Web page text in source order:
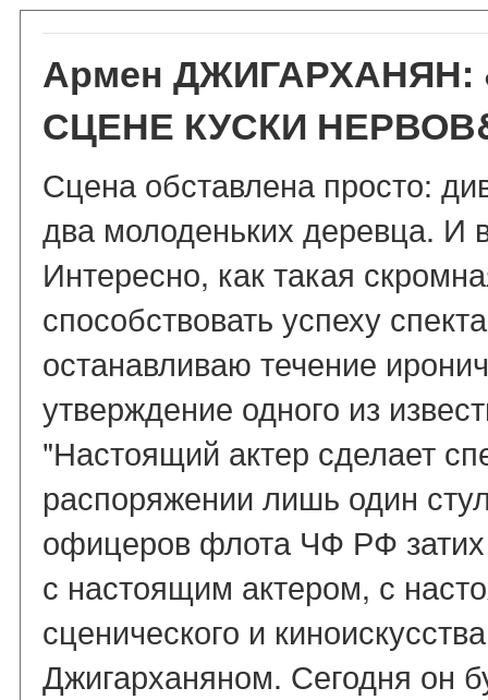
Армен ДЖИГАРХАНЯН:
СЦЕНЕ КУСКИ
Сцена обставлена просто:
два молоденьких деревца. И
Интересно, как такая
способствовать успеху
останавливаю течение
утверждение одного из
"Настоящий актер сделает
распоряжении лишь один
офицеров флота ЧФ РФ затих
с настоящим актером, с
сценического и
Джигарханяном. Сегодня он